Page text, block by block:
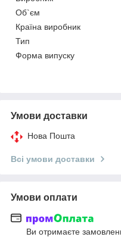
Об`єм
Країна виробник
Тип
Форма випуску
Умови доставки
Нова Пошта
Всі умови доставки
Умови оплати
Ви отримаєте